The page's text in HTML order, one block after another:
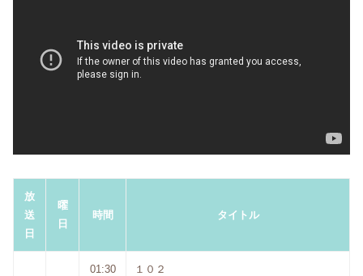
放
送
日
曜
日
時間 タイトル
01:30 １０２